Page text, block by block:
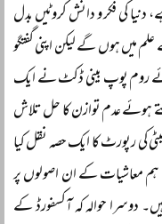
دنیا کی فکر و دانش کروٹیں بدل
میں ہوں گے لیکن اپنی گفتگو
روم پوپ بینی ڈکٹ نے ایک
ہوئے عدم توازن کا حل تلاش
کی رپورٹ کا ایک حصہ نقل کیا
ہم معاشیات کے ان اصولوں پر
دوسرا حوالہ کہ آکسفورڈ کے